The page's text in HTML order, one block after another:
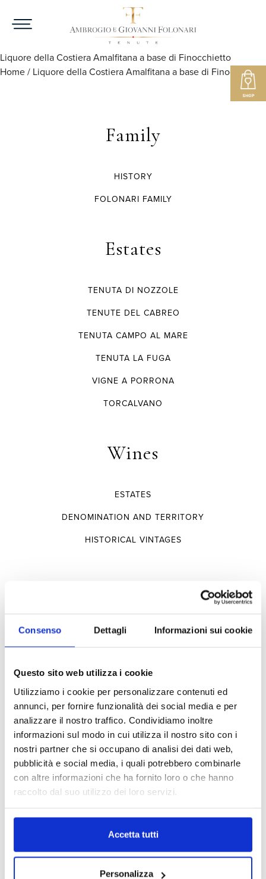
Consenso Dettagli Informazioni sui cookie
Questo sito web utilizza i cookie
Utilizziamo i cookie per personalizzare contenuti ed
annunci, per fornire funzionalità dei social media e per
analizzare il nostro traffico. Condividiamo inoltre
informazioni sul modo in cui utilizza il nostro sito con i
nostri partner che si occupano di analisi dei dati web,
pubblicità e social media, i quali potrebbero combinarle
con altre informazioni che ha fornito loro o che hanno
raccolto dal suo utilizzo dei loro servizi.
Accetta tutti
Personalizza
Liquore della Costiera Amalfitana a base di Finocchietto
Home/ Liquore della Costiera Amalfitana a base di Finocchietto
Family
HISTORY
FOLONARI FAMILY
Estates
TENUTA DI NOZZOLE
TENUTE DEL CABREO
TENUTA CAMPO AL MARE
TENUTA LA FUGA
VIGNE A PORRONA
TORCALVANO
Wines
ESTATES
DENOMINATION AND TERRITORY
HISTORICAL VINTAGES
SELECTIONS
TYPOLOGY
Experiences
VISITS AND TASTINGS
HOSPITALITY
Distribution